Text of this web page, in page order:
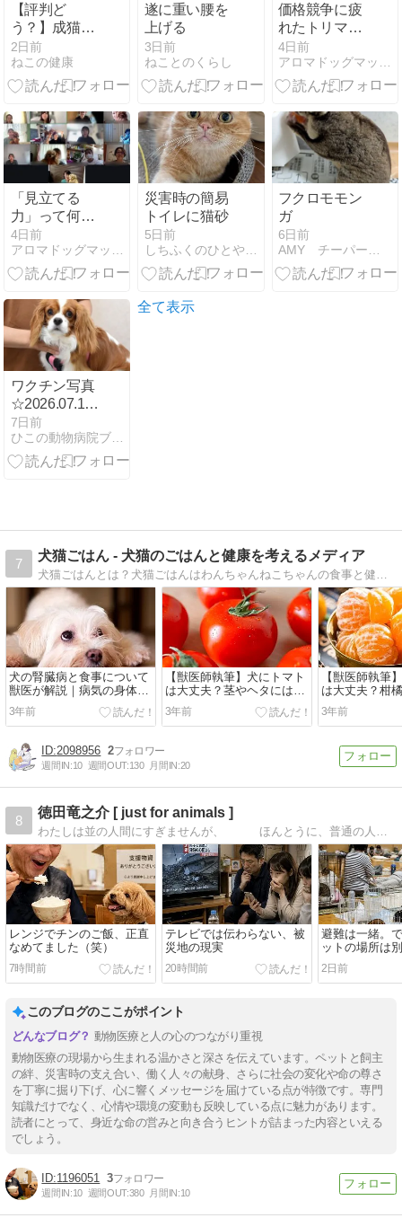
【評判ど
う？】成猫用
シュプレモ
（ニュート
ロ）の口コミ
証！またその
安全性は？
2日前
ねこの健康
遂に重い腰を
上げる
3日前
ねことのくらし
価格競争に疲
れたトリマー
さんへ | カッ
トだけで終わ
らない、もう
という武器
4日前
「見立てる
力」って何?
技術だけじゃ
ないメンテナ
ンスドッグマ
本当に大事に
していること
4日前
アロマドッグマッサージで犬の人生が変わる
災害時の簡易
トイレに猫砂
5日前
しちふくのひとやすみ
フクロモモン
ガ
6日前
AMY チーパー pets
ワクチン写真
☆2026.07.16
～07.31
7日前
ひこの動物病院ブログ
全て表示
7
犬猫ごはん - 犬猫のごはんと健康を考えるメディア
犬の腎臓病と食事について
獣医が解説｜病気の身体に
良い食べものとは？
3年前
【獣医師執筆】犬にトマト
は大丈夫？茎やヘタには毒
素があるので注意しよう
3年前
【獣医師執筆
は大丈夫？柑
ときの注意点
3年前
2098956 2
週間IN:10 週間OUT:130 月間IN:20
8
徳田竜之介 [ just for animals ]
レンジでチンのご飯、正直
なめてました（笑）
7時間前
テレビでは伝わらない、被
災地の現実
20時間前
避難は一緒。
ットの場所は
2日前
このブログのここがポイント
動物医療と人の心のつながり重視
動物医療の現場から生まれる温かさと深さを伝えています。ペットと飼主
の絆、災害時の支え合い、働く人々の献身、さらに社会の変化や命の尊さ
を丁寧に掘り下げ、心に響くメッセージを届けている点が特徴です。専門
知識だけでなく、心情や環境の変動も反映している点に魅力があります。
読者にとって、身近な命の営みと向き合うヒントが詰まった内容といえる
でしょう。
1196051 3
週間IN:10 週間OUT:380 月間IN:10